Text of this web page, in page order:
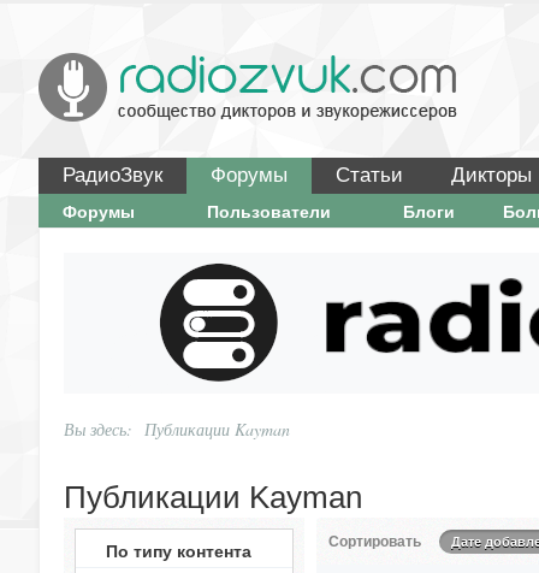
РадиоЗвук Форумы Статьи Дикторы
Форумы Пользователи Блоги
Вы здесь: Публикации Kayman
Публикации Kayman
По типу контента Сортировать Дате